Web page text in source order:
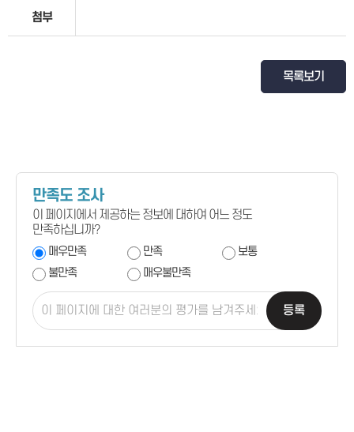
첨부
목록보기
만족도 조사
이 페이지에서 제공하는 정보에 대하여 어느 정도
만족하십니까?
매우만족 만족
보통
불만족
매우불만족
등록